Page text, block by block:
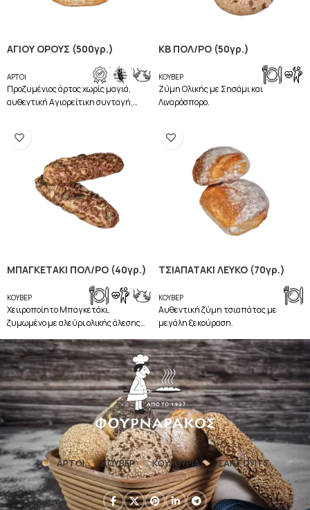
ΑΓΙΟΥ ΟΡΟΥΣ (500γρ.)
ΑΡΤΟΙ
, ,
Προζυμένιος άρτος χωρίς μαγιά,
αυθεντική Αγιορείτικη συνταγή,
ΚΒ ΠΟΛ/ΡΟ (50γρ.)
ΚΟΥΒΕΡ
,
Ζύμη Ολικής με Σησάμι και
Λιναρόσπορο.
ΜΠΑΓΚΕΤΑΚΙ ΠΟΛ/ΡΟ (40γρ.)
ΚΟΥΒΕΡ
, ,
Χειιροποίητο Mπαγκετάκι,
ζυμωμένο με αλεύρι ολικής άλεσης
ΤΣΙΑΠΑΤΑΚΙ ΛΕΥΚΟ (70γρ.)
ΚΟΥΒΕΡ
Aυθεντική ζύμη τσιαπάτας με
μεγάλη ξεκούραση.
ΑΡΤΟΙ ΚΟΥΒΕΡ ΚΟΥΛΟΥΡΙΑ ΣΑΝΤΟΥΙΤΣ